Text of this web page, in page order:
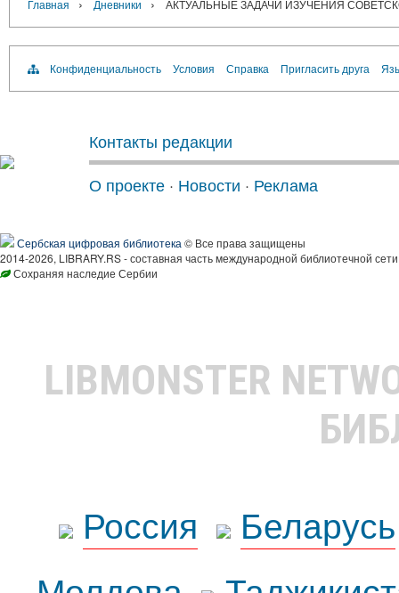
Главная › Дневники › АКТУАЛЬНЫЕ ЗАДАЧИ ИЗУЧЕНИЯ
Конфиденциальность Условия Справка Пригласить друга
Контакты редакции
О проекте · Новости · Реклама
Сербская цифровая библиотека © Все права защищены
2014-2026, LIBRARY.RS - составная часть международной библиотечной
Сохраняя наследие Сербии
LIBMONSTER
Россия
Беларусь